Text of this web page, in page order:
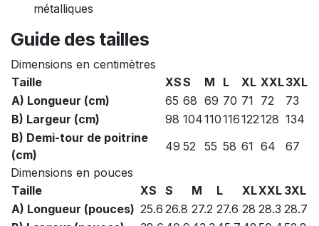
métalliques
Guide des tailles
Dimensions en centimètres
Taille
XSS M L XL XXL3XL
A) Longueur (cm)
65 68 69 70 71 72
73
B) Largeur (cm)
98 104110116122128 134
B) Demi-tour de poitrine
(cm)
49 52 55 58 61 64
67
Dimensions en pouces
Taille
XS S M L XLXXL 3XL
A) Longueur (pouces) 25.6 26.8 27.2 27.6 28 28.3 28.7